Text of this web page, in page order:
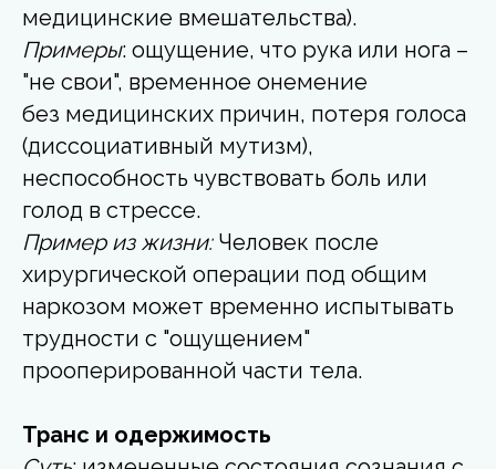
медицинские вмешательства).
Примеры: ощущение, что рука или нога –
"не свои", временное онемение
без медицинских причин, потеря голоса
(диссоциативный мутизм),
неспособность чувствовать боль или
голод в стрессе.
Пример из жизни:Человек после
хирургической операции под общим
наркозом может временно испытывать
трудности с "ощущением"
прооперированной части тела.
Транс и одержимость